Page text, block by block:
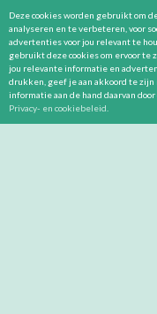
Deze cookies worden gebruikt om
analyseren en te verbeteren, voor
advertenties voor jou relevant te
gebruikt deze cookies om ervoor te
jou relevante informatie en
drukken, geef je aan akkoord te
informatie aan de hand daarvan
Privacy- en cookiebeleid